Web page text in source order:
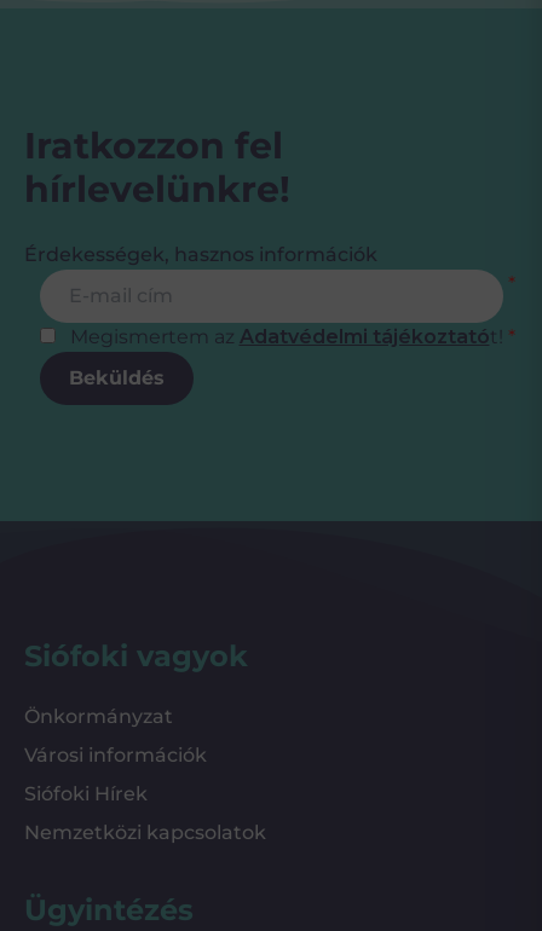
Iratkozzon fel
hírlevelünkre!
Érdekességek, hasznos információk
Feliratkozás
E-mail cím *
*
Megismertem az Adatvédelmi tájékoztatót!
Beküldés
Siófoki vagyok
Önkormányzat
Városi információk
Siófoki Hírek
Nemzetközi kapcsolatok
Ügyintézés